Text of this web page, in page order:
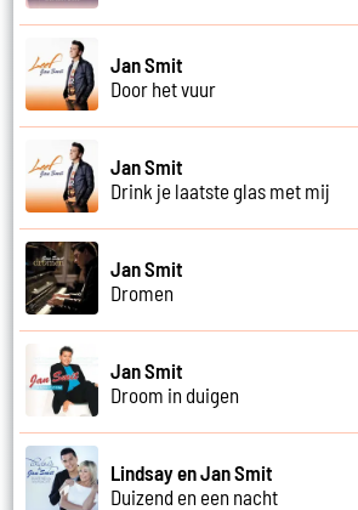
Jan Smit
Door het vuur
Jan Smit
Drink je laatste glas met mij
Jan Smit
Dromen
Jan Smit
Droom in duigen
Lindsay en Jan Smit
Duizend en een nacht